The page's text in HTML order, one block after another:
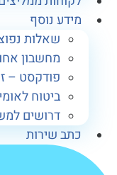
נוסף
שאלות נפוצות
מחשבון אחוזי נכות
פודקסט – זכויות
ביטוח לאומי
דרושים למשפחת
שירות